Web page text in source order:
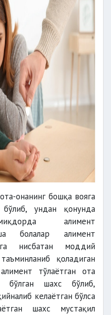
онанинг бошқа вояга
бўлиб, ундан қонунда
алимент
болалар алимент
нисбатан моддий
қоладиган
тўлаётган ота
бўлган шахс бўлиб,
келаётган бўлса
шахс мустақил